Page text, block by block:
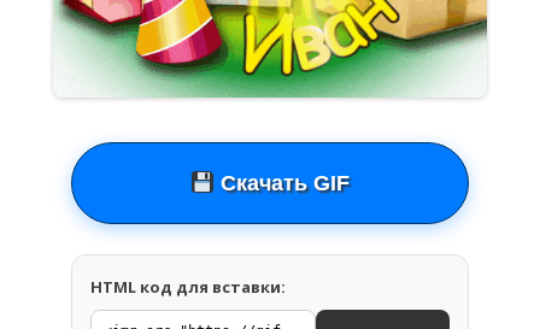
Скачать GIF
HTML код для вставки: